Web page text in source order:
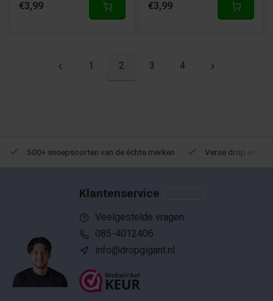
€3,99 €3,99
1 2 3 4
500+ snoepsoorten van de échte merken Verse drop en
Klantenservice
Veelgestelde vragen
085-4012406
info@dropgigant.nl